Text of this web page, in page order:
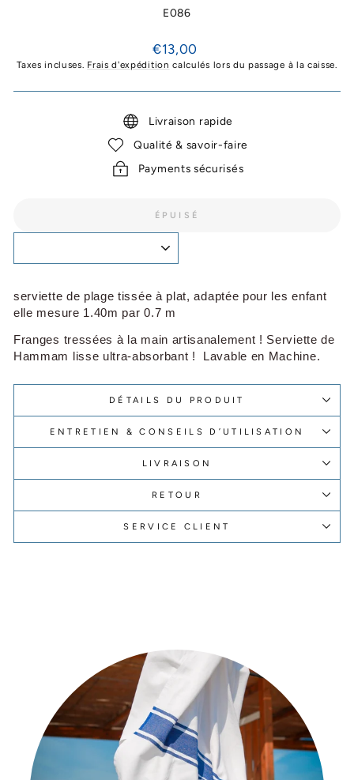
E086
Prix
régulier
€13,00
Taxes incluses. Frais d'expédition calculés lors du passage à la caisse.
Livraison rapide
Qualité & savoir-faire
Payments sécurisés
ÉPUISÉ
serviette de plage tissée à plat, adaptée pour les enfant
elle mesure 1.40m par 0.7 m
Franges tressées à la main artisanalement ! Serviette de
Hammam lisse ultra-absorbant ! Lavable en Machine.
DÉTAILS DU PRODUIT
ENTRETIEN & CONSEILS D’UTILISATION
LIVRAISON
RETOUR
SERVICE CLIENT